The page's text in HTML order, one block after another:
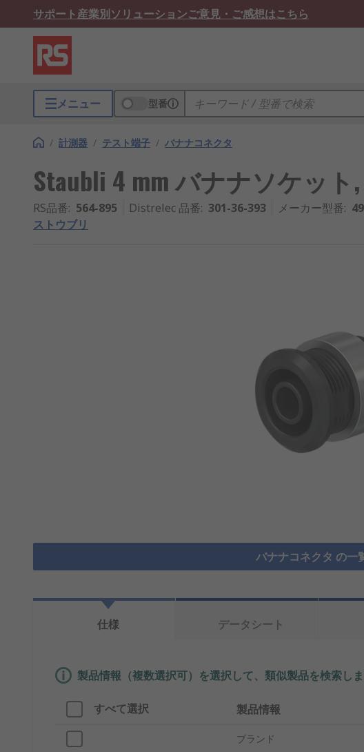
サポート産業別ソリューションご意見・ご感想はこちら
メニュー 型番
/ 計測器 / テスト端子 / バナナコネクタ
Staubli 4 mm バナナソケット
RS品番: 564-895 Distrelec 品番: 301-36-393 メーカー型番:
ストウブリ
バナナコネクタ の一
仕様 データシート
製品情報（複数選択可）を選択して、類似製品を検索しま
すべて選択 製品情報
ブランド